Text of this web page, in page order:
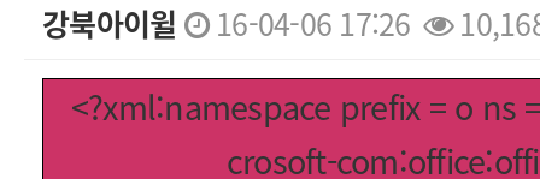
강북아이윌 16-04-06 17:26
본문
<?xml:namespace prefix = o ns
crosoft-